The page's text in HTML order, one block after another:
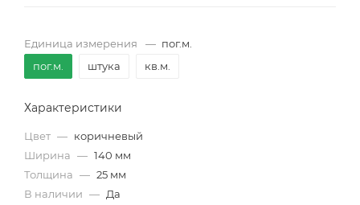
Единица измерения — пог.м.
пог.м.
штука кв.м.
Характеристики
Цвет — коричневый
Ширина — 140 мм
Толщина — 25 мм
В наличии — Да